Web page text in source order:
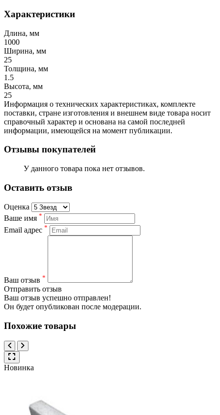
Характеристики
Длина, мм
1000
Ширина, мм
25
Толщина, мм
1.5
Высота, мм
25
Информация о технических характеристиках, комплекте
поставки, стране изготовления и внешнем виде товара носит
справочный характер и основана на самой последней
информации, имеющейся на момент публикации.
Отзывы покупателей
У данного товара пока нет отзывов.
Оставить отзыв
Оценка
Ваше имя *
Email адрес *
Ваш отзыв *
Отправить отзыв
Ваш отзыв успешно отправлен!
Он будет опубликован после модерации.
Похожие товары
Новинка